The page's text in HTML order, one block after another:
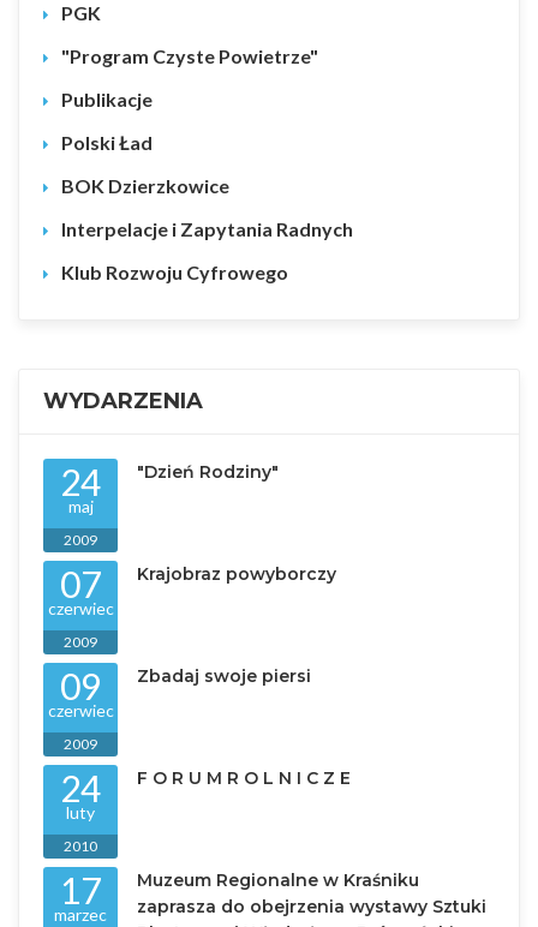
PGK
"Program Czyste Powietrze"
Publikacje
Polski Ład
BOK Dzierzkowice
Interpelacje i Zapytania Radnych
Klub Rozwoju Cyfrowego
WYDARZENIA
24
maj
2009
"Dzień Rodziny"
07
czerwiec
2009
Krajobraz powyborczy
09
czerwiec
2009
Zbadaj swoje piersi
24
luty
2010
F O R U M R O L N I C Z E
17
marzec
Muzeum Regionalne w Kraśniku
zaprasza do obejrzenia wystawy Sztuki